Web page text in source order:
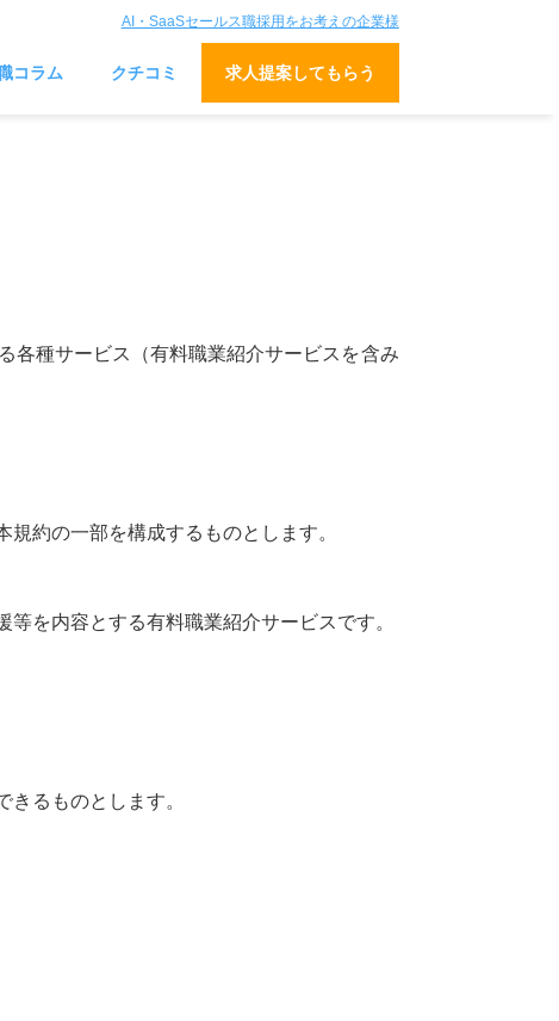
AI・SaaSセールス職採用をお考えの企業様
コラム クチコミ 求人提案してもらう
各種サービス（有料職業紹介サービスを含み
約の一部を構成するものとします。
を内容とする有料職業紹介サービスです。
るものとします。